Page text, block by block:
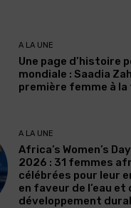
A LA UNE
Une page d’histoire
mondiale : Saadia
première femme à la
A LA UNE
Africa’s Women’s
2026 : 31 femmes
célébrées pour leur
en faveur de l’eau et
développement